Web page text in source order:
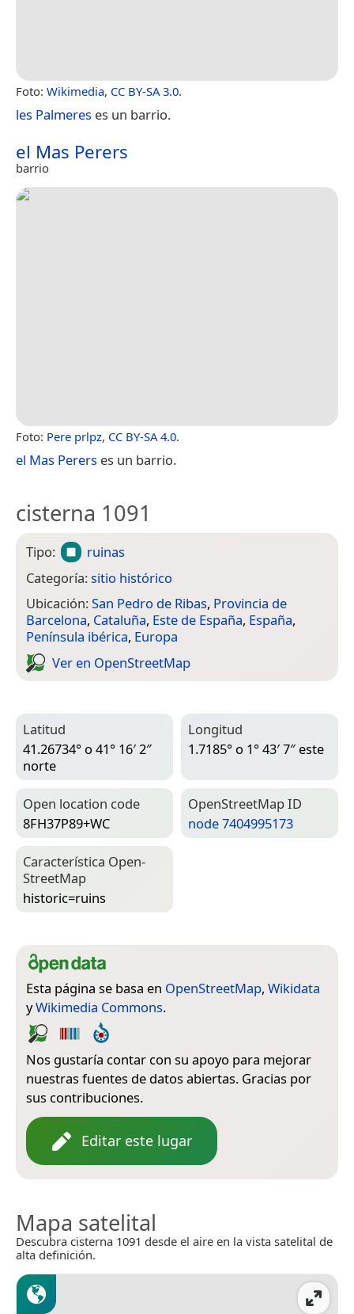
Foto: Wikimedia, CC BY-SA 3.0.
les Palmeres es un barrio.
el Mas Perers
barrio
Foto: Pere prlpz, CC BY-SA 4.0.
el Mas Perers es un barrio.
cisterna 1091
Tipo:
ruinas
Categoría:sitio histórico
Ubicación:San Pedro de Ribas, Provincia de
Barcelona, Cataluña, Este de España, España,
Península ibérica, Europa
Ver en Open­Street­Map
Latitud
41.26734° o 41° 16′ 2″
norte
Longitud
1.7185° o 1° 43′ 7″ este
Open location code
8FH37P89+WC
Open­Street­Map ID
node 7404995173
Característica Open­
Street­Map
historic=­ruins
Esta página se basa en OpenStreetMap, Wikidata
yWikimedia Commons.
Nos gustaría contar con su apoyo para mejorar
nuestras fuentes de datos abiertas. Gracias por
sus contribuciones.
Editar este lugar
Mapa satelital
Descubra cisterna 1091 desde el aire en la vista satelital de
alta definición.